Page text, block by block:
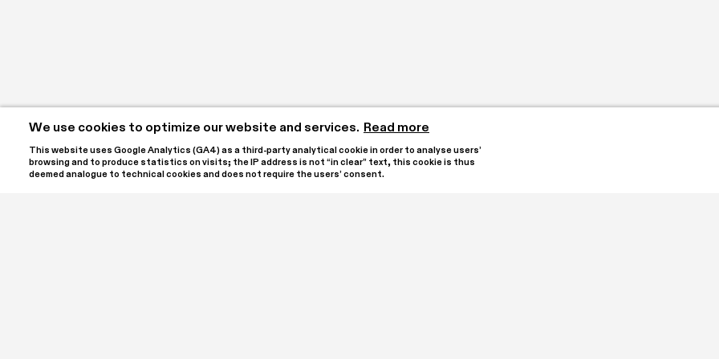
We use cookies to optimize our website and services. Read more
This website uses Google Analytics (GA4) as a third-party analytical cookie in order to analyse users’
browsing and to produce statistics on visits; the IP address is not “in clear” text, this cookie is thus
deemed analogue to technical cookies and does not require the users’ consent.